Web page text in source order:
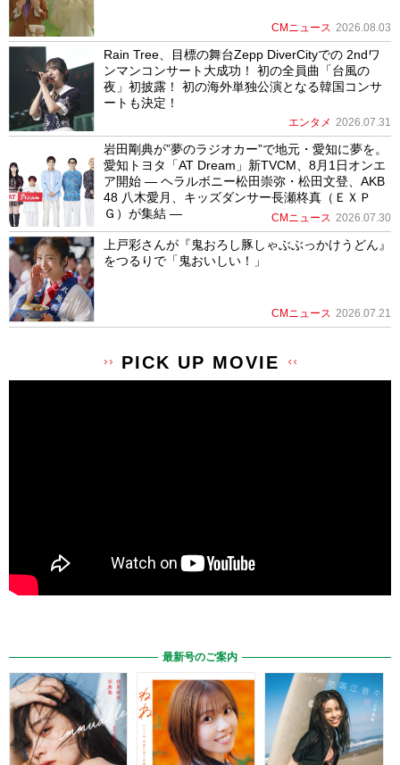
CMニュース 2026.08.03
Rain Tree、目標の舞台Zepp DiverCityでの 2ndワ
ンマンコンサート大成功！ 初の全員曲「台風の
夜」初披露！ 初の海外単独公演となる韓国コンサ
ートも決定！
エンタメ 2026.07.31
岩田剛典が”夢のラジオカー”で地元・愛知に夢を。
愛知トヨタ「AT Dream」新TVCM、8月1日オンエ
ア開始 ― ヘラルボニー松田崇弥・松田文登、AKB
48 八木愛月、キッズダンサー長瀬柊真（ＥＸＰ
Ｇ）が集結 ―
CMニュース 2026.07.30
上戸彩さんが『鬼おろし豚しゃぶぶっかけうどん』
をつるりで「鬼おいしい！」
CMニュース 2026.07.21
PICK UP MOVIE
最新号のご案内